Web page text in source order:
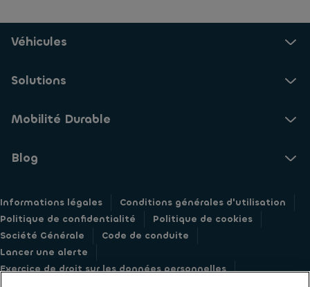
Véhicules
Solutions
Mobilité Durable
Blog
Informations légales
Conditions générales d'utilisation
Politique de confidentialité
Politique de cookies
Société Générale
Code de conduite
Lancer une alerte
Exercice de droit sur les données personnelles